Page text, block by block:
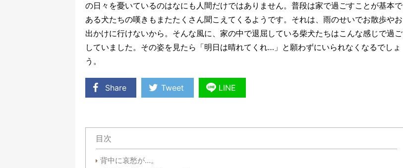
の日々を憂いているのはなにも人間だけではありません。普段は家で過ごすことが基本で
ある犬たちの嘆きもまたたくさん聞こえてくるようです。それは、雨のせいでお散歩やお
出かけに行けないから。そんな風に、家の中で退屈している柴犬たちはこんな感じで過ご
していました。その姿を見たら「明日は晴れてくれ…」と願わずにいられなくなるでしょ
う。
Share Tweet LINE
目次
背中に哀愁が…。